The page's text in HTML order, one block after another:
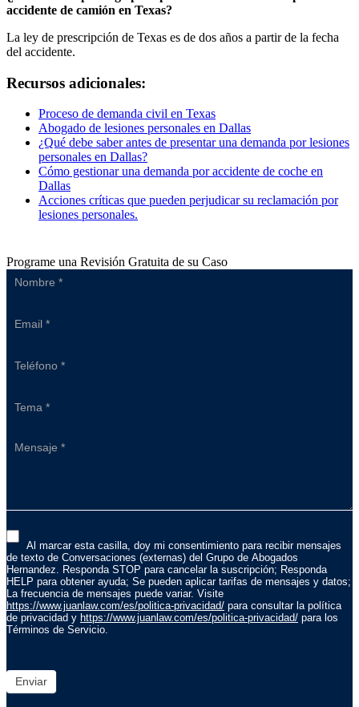
accidente de camión en Texas?
La ley de prescripción de Texas es de dos años a partir de la fecha
del accidente.
Recursos adicionales:
Proceso de demanda civil en Texas
Abogado de lesiones personales en Dallas
¿Qué debe saber antes de presentar una demanda por lesiones
personales en Dallas?
Cómo gestionar una demanda por accidente de coche en
Dallas
Acciones críticas que pueden perjudicar su reclamación por
lesiones personales.
Programe una Revisión Gratuita de su Caso
Sidebar
Form
Al marcar esta casilla, doy mi consentimiento para recibir mensajes
de texto de Conversaciones (externas) del Grupo de Abogados
Hernandez. Responda STOP para cancelar la suscripción; Responda
HELP para obtener ayuda; Se pueden aplicar tarifas de mensajes y datos;
La frecuencia de mensajes puede variar. Visite
https://www.juanlaw.com/es/politica-privacidad/ para consultar la política
de privacidad y https://www.juanlaw.com/es/politica-privacidad/ para los
Términos de Servicio.
Enviar